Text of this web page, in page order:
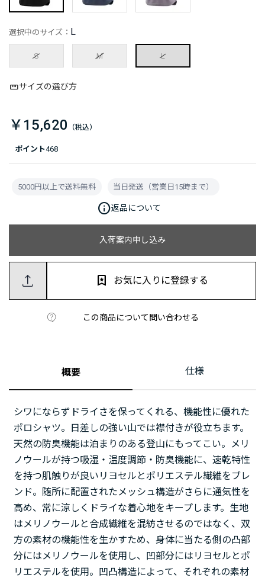
ポイント468
選択中のサイズ： L
S M L
サイズの選び方
￥15,620
入荷案内申し込み
この商品について問い合わせる
お気に入りに登録する
5000円以上で送料無料 当日発送（営業日15時まで）
info返品について
概要 仕様
シワにならずドライさを保ってくれる、機能性に優れた
ポロシャツ。日差しの強い山では襟付きが役立ちます。
天然の防臭機能は泊まりのある登山にもってこい。メリ
ノウールが持つ吸湿・温度調節・防臭機能に、速乾特性
を持つ肌触りが良いリヨセルとポリエステル繊維をブレ
ンド。随所に配置されたメッシュ構造がさらに通気性を
高め、常に涼しくドライな着心地をキープします。生地
はメリノウールと合成繊維を混紡させるのではなく、双
方の素材の機能性を生かすため、身体に当たる側の凸部
分にはメリノウールを使用し、凹部分にはリヨセルとポ
リエステルを使用。凹凸構造によって、それぞれの素材